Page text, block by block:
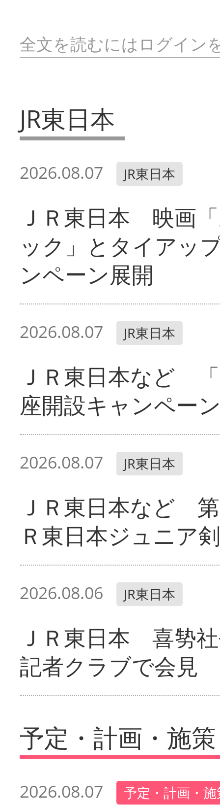
全文を読むにはログイン
JR東日本
2026.08.07 JR東日本
ＪＲ東日本 映画
ック」とタイアッ
ンペーン展開
2026.08.07 JR東日本
ＪＲ東日本など
座開設キャンペー
2026.08.07 JR東日本
ＪＲ東日本など
Ｒ東日本ジュニア
2026.08.06 JR東日本
ＪＲ東日本 喜㔟
記者クラブで会見
予定・計画・施策
2026.08.07 予定・計画・